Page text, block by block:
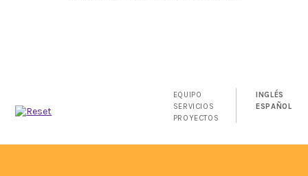
EQUIPO
SERVICIOS
PROYECTOS
INGLÉS
ESPAÑOL